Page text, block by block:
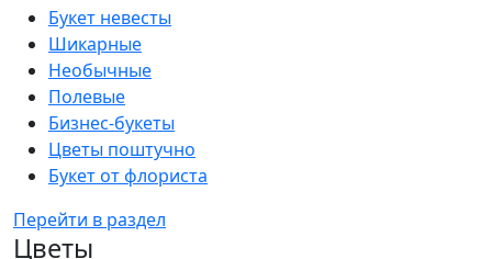
Букет невесты
Шикарные
Необычные
Полевые
Бизнес-букеты
Цветы поштучно
Букет от флориста
Перейти в раздел
Цветы